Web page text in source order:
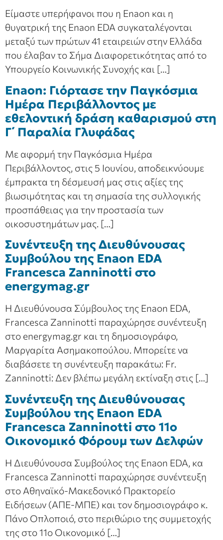
Είμαστε υπερήφανοι που η Enaon και η
θυγατρική της Enaon EDA συγκαταλέγονται
μεταξύ των πρώτων 41 εταιρειών στην Ελλάδα
που έλαβαν το Σήμα Διαφορετικότητας από το
Υπουργείο Κοινωνικής Συνοχής και […]
Enaon: Γιόρτασε την Παγκόσμια
Ημέρα Περιβάλλοντος με
εθελοντική δράση καθαρισμού στη
Γ΄ Παραλία Γλυφάδας
Με αφορμή την Παγκόσμια Ημέρα
Περιβάλλοντος, στις 5 Ιουνίου, αποδεικνύουμε
έμπρακτα τη δέσμευσή μας στις αξίες της
βιωσιμότητας και τη σημασία της συλλογικής
προσπάθειας για την προστασία των
οικοσυστημάτων μας. […]
Συνέντευξη της Διευθύνουσας
Συμβούλου της Enaon EDA
Francesca Zanninotti στο
energymag.gr
Η Διευθύνουσα Σύμβουλος της Enaon EDA,
Francesca Zanninotti παραχώρησε συνέντευξη
στο energymag.gr και τη δημοσιογράφο,
Μαργαρίτα Ασημακοπούλου. Μπορείτε να
διαβάσετε τη συνέντευξη παρακάτω: Fr.
Zanninotti: Δεν βλέπω μεγάλη εκτίναξη στις […]
Συνέντευξη της Διευθύνουσας
Συμβούλου της Enaon EDA
Francesca Zanninotti στο 11ο
Οικονομικό Φόρουμ των Δελφών
Η Διευθύνουσα Συμβούλος της Enaon EDA, κα
Francesca Zanninotti παραχώρησε συνέντευξη
στο Αθηναϊκό-Μακεδονικό Πρακτορείο
Ειδήσεων (ΑΠΕ-ΜΠΕ) και τον δημοσιογράφο κ.
Πάνο Οπλοποιό, στο περιθώριο της συμμετοχής
της στο 11ο Οικονομικό […]